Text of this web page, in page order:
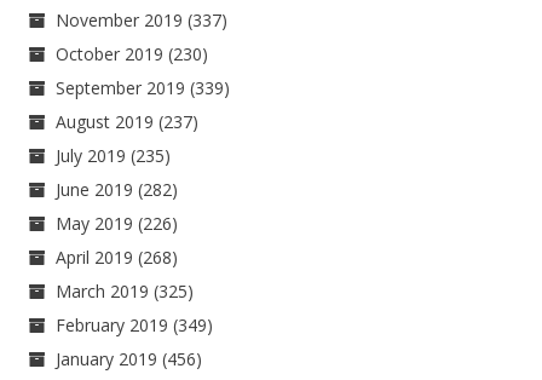
November 2019 (337)
October 2019 (230)
September 2019 (339)
August 2019 (237)
July 2019 (235)
June 2019 (282)
May 2019 (226)
April 2019 (268)
March 2019 (325)
February 2019 (349)
January 2019 (456)